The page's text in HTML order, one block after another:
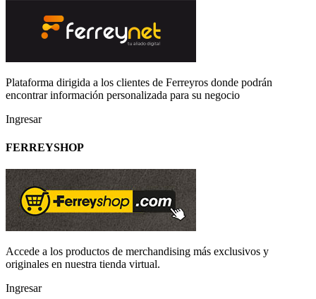
Plataforma dirigida a los clientes de Ferreyros donde podrán
encontrar información personalizada para su negocio
Ingresar
FERREYSHOP
Accede a los productos de merchandising más exclusivos y
originales en nuestra tienda virtual.
Ingresar